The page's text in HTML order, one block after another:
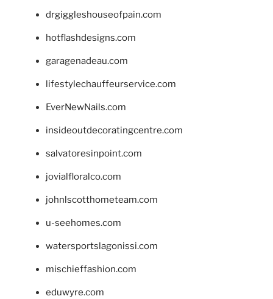
drgiggleshouseofpain.com
hotflashdesigns.com
garagenadeau.com
lifestylechauffeurservice.com
EverNewNails.com
insideoutdecoratingcentre.com
salvatoresinpoint.com
jovialfloralco.com
johnlscotthometeam.com
u-seehomes.com
watersportslagonissi.com
mischieffashion.com
eduwyre.com